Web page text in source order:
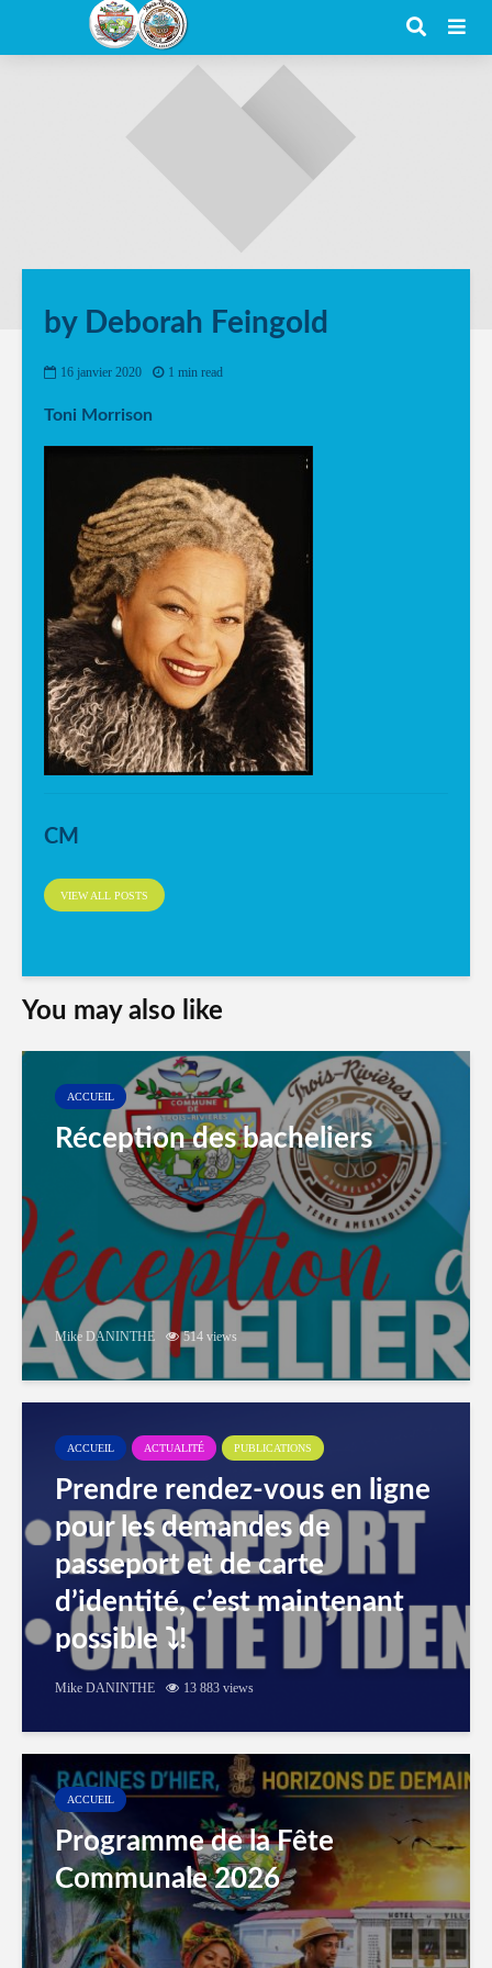
by Deborah Feingold
16 janvier 2020 1 min read
Toni Morrison
CM
VIEW ALL POSTS
You may also like
ACCUEIL
Réception des bacheliers
Mike DANINTHE 514 views
ACCUEIL ACTUALITÉ PUBLICATIONS
Prendre rendez-vous en ligne
pour les demandes de
passeport et de carte
d’identité, c’est maintenant
possible ⤵️!
Mike DANINTHE 13 883 views
ACCUEIL
Programme de la Fête
Communale 2026